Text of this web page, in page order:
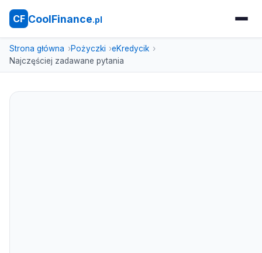
CF CoolFinance.pl
Strona główna Pożyczki
eKredycik
Najczęściej zadawane pytania